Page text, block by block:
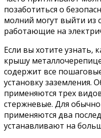
позаботиться о
молний могут выйти из
работающие на
Если вы хотите узнать,
крышу
содержит все
установку заземления.
применяются трех
стержневые. Для
применяются два
устанавливают на